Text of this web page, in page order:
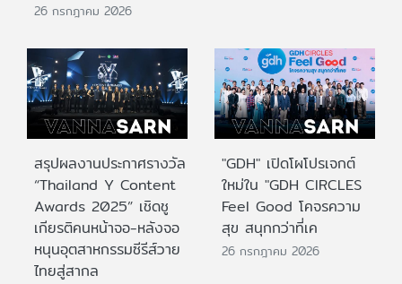
26 กรกฎาคม 2026
สรุปผลงานประกาศรางวัล
“Thailand Y Content
Awards 2025” เชิดชู
เกียรติคนหน้าจอ-หลังจอ
หนุนอุตสาหกรรมซีรีส์วาย
ไทยสู่สากล
"GDH" เปิดโผโปรเจกต์
ใหม่ใน "GDH CIRCLES
Feel Good โคจรความ
สุข สนุกกว่าที่เค
26 กรกฎาคม 2026